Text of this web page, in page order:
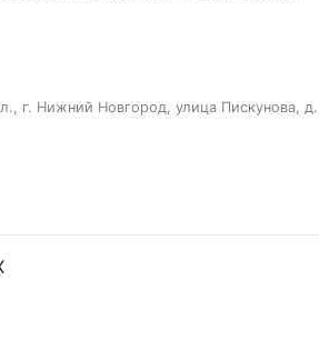
г. Нижний Новгород, улица Пискунова, д.